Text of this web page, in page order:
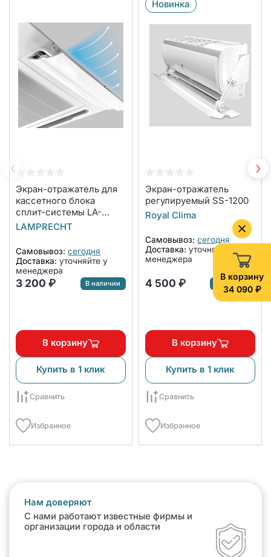
В корзину
34 090 ₽
Экран-отражатель для
кассетного блока
сплит-системы LA-
NW600-CA
LAMPRECHT
Самовывоз: сегодня
Доставка: уточняйте у
менеджера
3 200 ₽ В наличии
В корзину
Купить в 1 клик
Сравнить
Избранное
Новинка
Экран-отражатель
регулируемый SS-1200
Royal Clima
Самовывоз: сегодня
Доставка: уточняйте у
менеджера
4 500 ₽ В наличии
В корзину
Купить в 1 клик
Сравнить
Избранное
Нам доверяют
С нами работают известные фирмы и
организации города и области